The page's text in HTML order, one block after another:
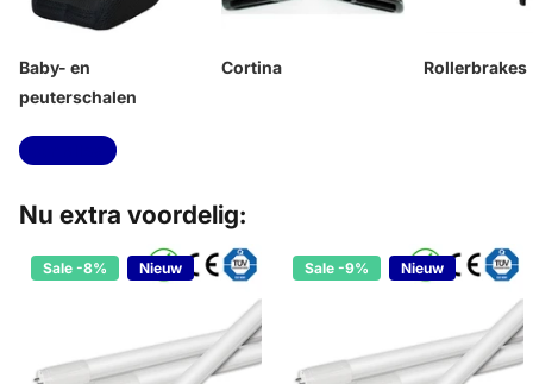
Baby- en
peuterschalen
Cortina Rollerbrakes
Toon alles
Nu extra voordelig:
Sale -8% Nieuw Sale -9% Nieuw